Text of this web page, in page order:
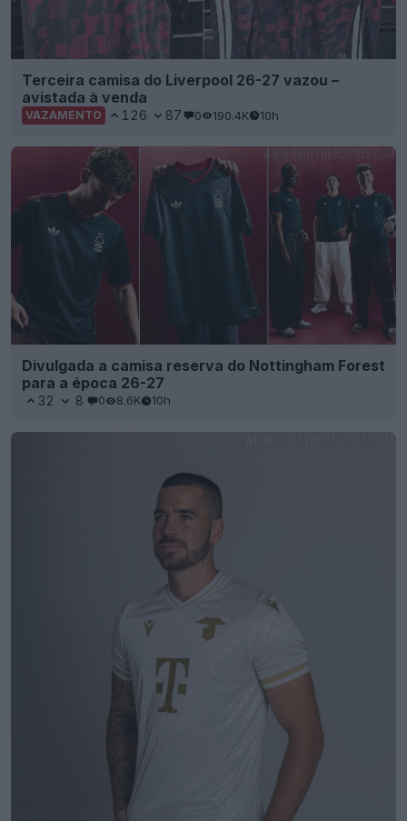
Terceira camisa do Liverpool 26-27 vazou –
avistada à venda
VAZAMENTO 126 87 0 190.4K 10h
Divulgada a camisa reserva do Nottingham Forest
para a época 26-27
32 8 0 8.6K 10h